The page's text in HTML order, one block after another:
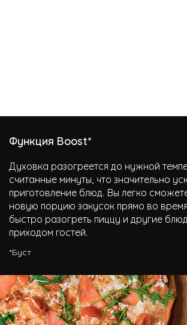
Функция Boost*
Духовка разогреется до нужной
считанные минуты, что значительно
приготовление блюд. Вы легко
новую порцию закусок прямо во
быстро разогреть пиццу и другие
приходом гостей.
*Буст